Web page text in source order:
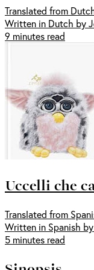
Translated from
Written in Dutch by
9 minutes read
Uccelli che
Translated from
Written in Spanish
5 minutes read